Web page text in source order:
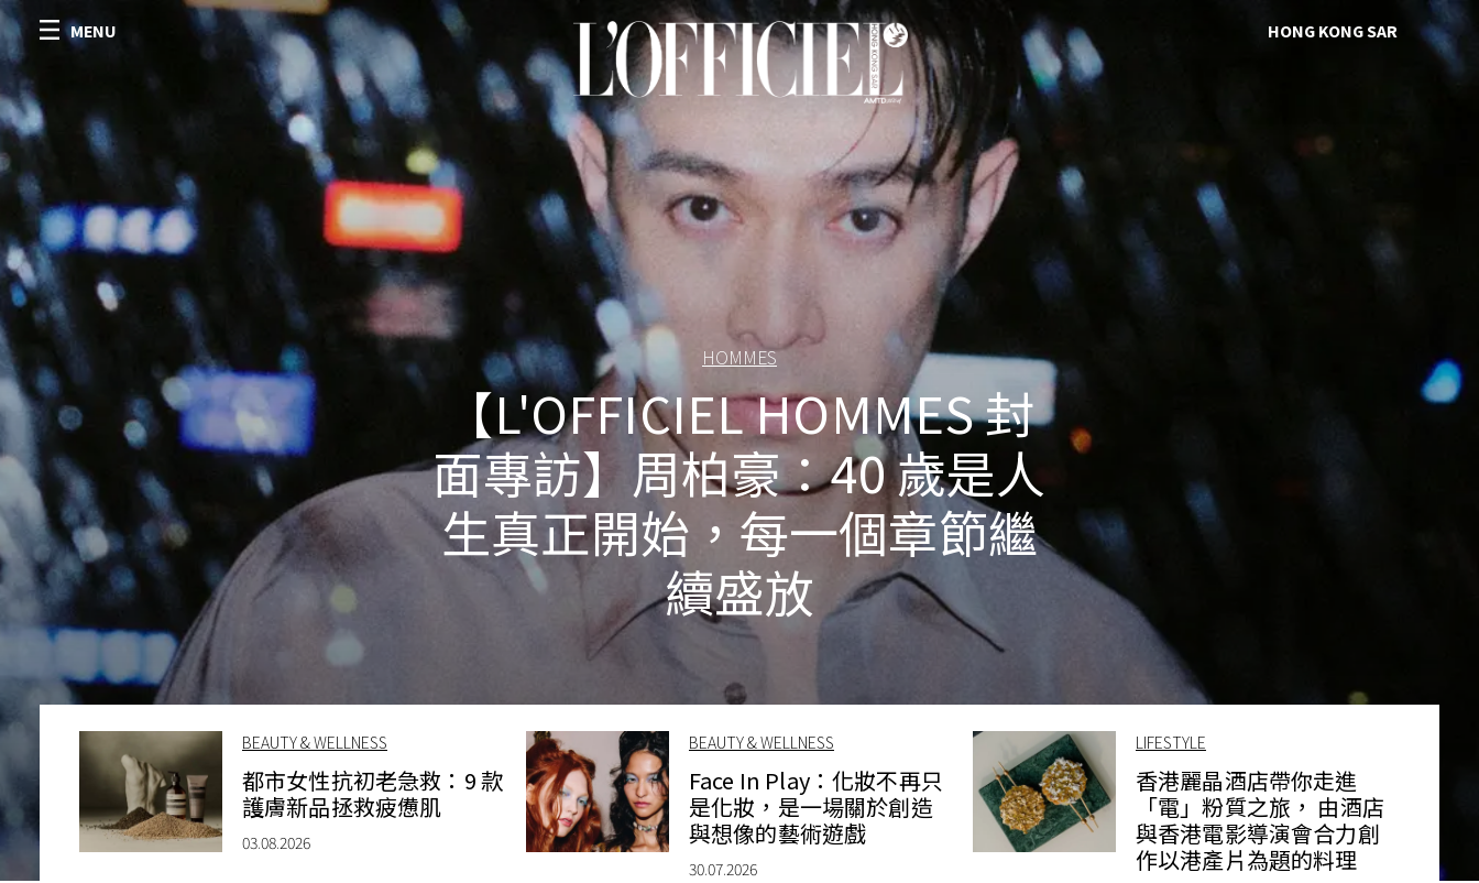
MENU HONG KONG SAR
HOMMES
【L'OFFICIEL HOMMES 封
面專訪】周柏豪：40 歲是人
生真正開始，每一個章節繼
續盛放
BEAUTY & WELLNESS
都市女性抗初老急救：9 款
護膚新品拯救疲憊肌
03.08.2026
BEAUTY & WELLNESS
Face In Play：化妝不再只
是化妝，是一場關於創造
與想像的藝術遊戲
30.07.2026
LIFESTYLE
香港麗晶酒店帶你走進
「電」粉質之旅， 由酒店
與香港電影導演會合力創
作以港產片為題的料理